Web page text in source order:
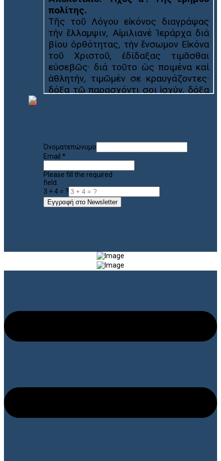
Όνοματεπώνυμο
Email *
Please fill the required
field.
3 + 4 = ?
Εγγραφή στο Newsletter